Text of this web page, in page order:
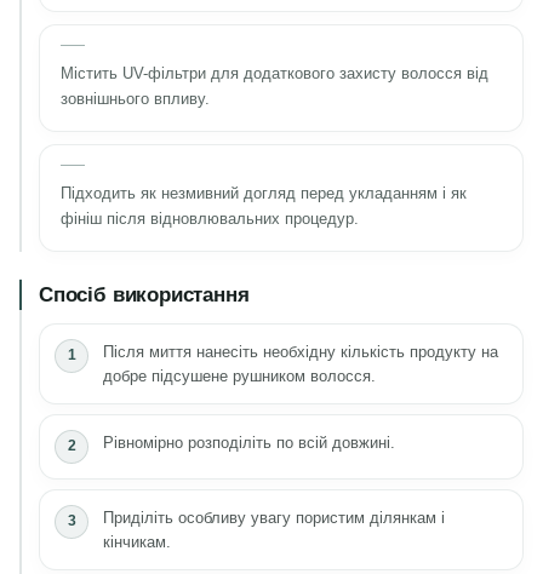
Містить UV-фільтри для додаткового захисту волосся від
зовнішнього впливу.
Підходить як незмивний догляд перед укладанням і як
фініш після відновлювальних процедур.
Спосіб використання
Після миття нанесіть необхідну кількість продукту на
добре підсушене рушником волосся.
Рівномірно розподіліть по всій довжині.
Приділіть особливу увагу пористим ділянкам і
кінчикам.